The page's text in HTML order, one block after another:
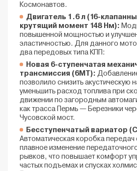
Космонавтов.
Двигатель 1.6 л (16-
крутящий момент 148 Нм):
повышенной мощностью и
эластичностью. Для данного
два передовых типа КПП:
Новая 6-ступенчатая
трансмиссия (6МТ):
позволило снизить акустическую
уменьшить расход топлива при
движении по загородным
как трасса Пермь — Березники
Чусовской мост.
Бесступенчатый вариатор
Автоматическая коробка передач
плавное изменение
рывков, что повышает комфорт
частых подъемах и спусках